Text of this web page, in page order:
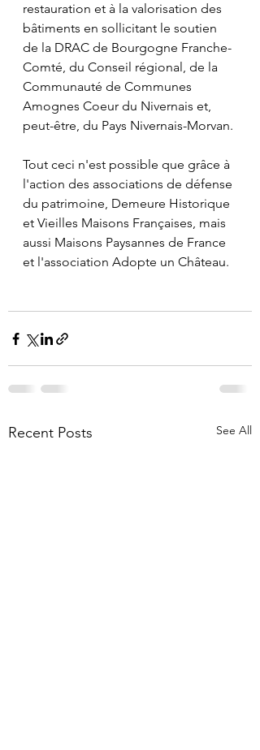
restauration et à la valorisation des
bâtiments en sollicitant le soutien
de la DRAC de Bourgogne Franche-
Comté, du Conseil régional, de la
Communauté de Communes
Amognes Coeur du Nivernais et,
peut-être, du Pays Nivernais-Morvan.
Tout ceci n'est possible que grâce à
l'action des associations de défense
du patrimoine, Demeure Historique
et Vieilles Maisons Françaises, mais
aussi Maisons Paysannes de France
et l'association Adopte un Château.
Recent Posts See All